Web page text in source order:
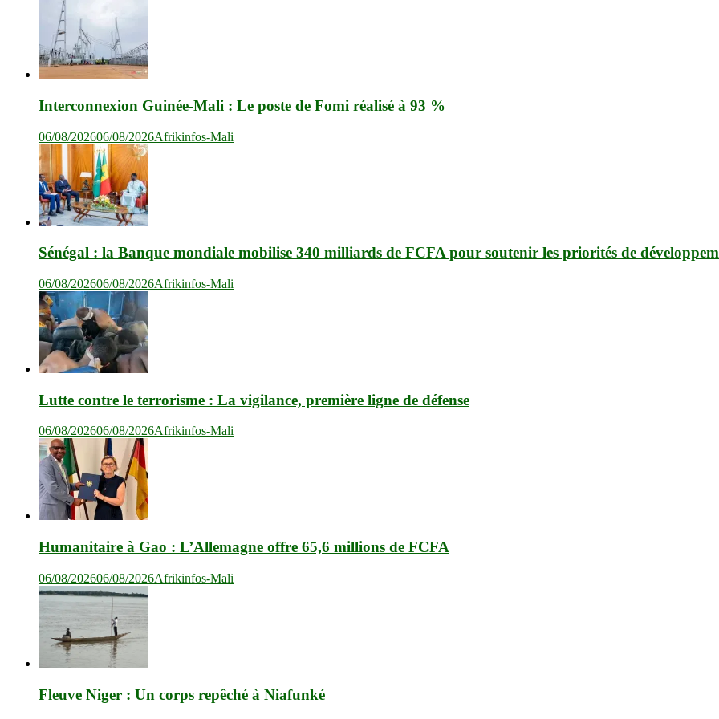
Interconnexion Guinée-Mali : Le poste de Fomi réalisé à 93 %
06/08/202606/08/2026Afrikinfos-Mali
Sénégal : la Banque mondiale mobilise 340 milliards de FCFA pour soutenir les priorités de
06/08/202606/08/2026Afrikinfos-Mali
Lutte contre le terrorisme : La vigilance, première ligne de défense
06/08/202606/08/2026Afrikinfos-Mali
Humanitaire à Gao : L’Allemagne offre 65,6 millions de FCFA
06/08/202606/08/2026Afrikinfos-Mali
Fleuve Niger : Un corps repêché à Niafunké